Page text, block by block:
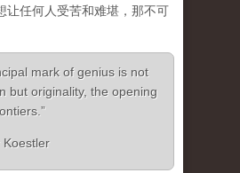
让任何人受苦和难堪，那不可
mark of genius is not
but originality, the opening